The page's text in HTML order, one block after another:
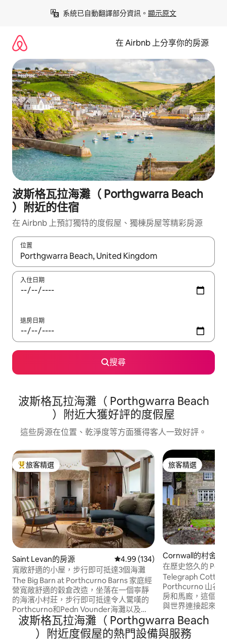
系統已自動翻譯部分資訊。 顯示原文
在 Airbnb 上分享你的房源
波斯格瓦拉海灘（ Porthgwarra Beach
）附近的住宿
在 Airbnb 上預訂獨特的度假屋、獨棟房屋等精彩房源
位置
如有搜尋結果，瀏覽內容時請使用上下箭頭，或輕點、滑動裝置。
入住日期
退房日期
搜尋
波斯格瓦拉海灘（ Porthgwarra Beach
）附近大獲好評的度假屋
這些房源在位置、乾淨度等方面獲得客人一致好評。
旅客精選榜首
旅客精選
Saint Levan的房源 從 134 則評價中獲得 4.99 的平均
4.99 (134)
寬敞舒適的小屋，步行即可抵達3個海灘
The Big Barn at Porthcurno Barns 家庭經
營寬敞舒適的穀倉改造，坐落在一個寧靜
的海濱小村莊，步行即可抵達令人驚嘆的
Porthcurno和Pedn Vounder海灘以及
Minack劇院。 門口有很多步行即可抵達西
南海濱小徑（ SW Coastal Path ）。 步行5
分鐘即可抵達Logan Rock Inn酒吧，開車
旅客精選
旅客精選
Cornwall的村舍
在歷史悠久的
屋。
Telegraph
Porthcurno 山谷
房和馬廄，這個電
與世界連接起來。
(Porthcurno) 是一
有一座著名的露
崖下的美麗海灘，
波斯格瓦拉海灘（ Porthgwarra Beach
）附近度假屋的熱門設備與服務